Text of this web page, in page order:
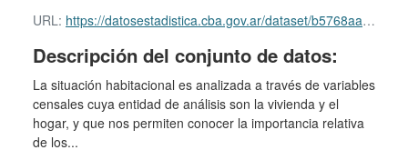
URL: https://datosestadistica.cba.gov.ar/dataset/b5768aa8-b95c-4660-b44e-1c3e12d58f9e/resource/eda2697f-16d3-49b6-9adb-1afd0a9ed38b/download/hogares-por-disponibilidad-de-bienes-censo-2010.csv
Descripción del conjunto de datos:
La situación habitacional es analizada a través de variables
censales cuya entidad de análisis son la vivienda y el
hogar, y que nos permiten conocer la importancia relativa
de los...